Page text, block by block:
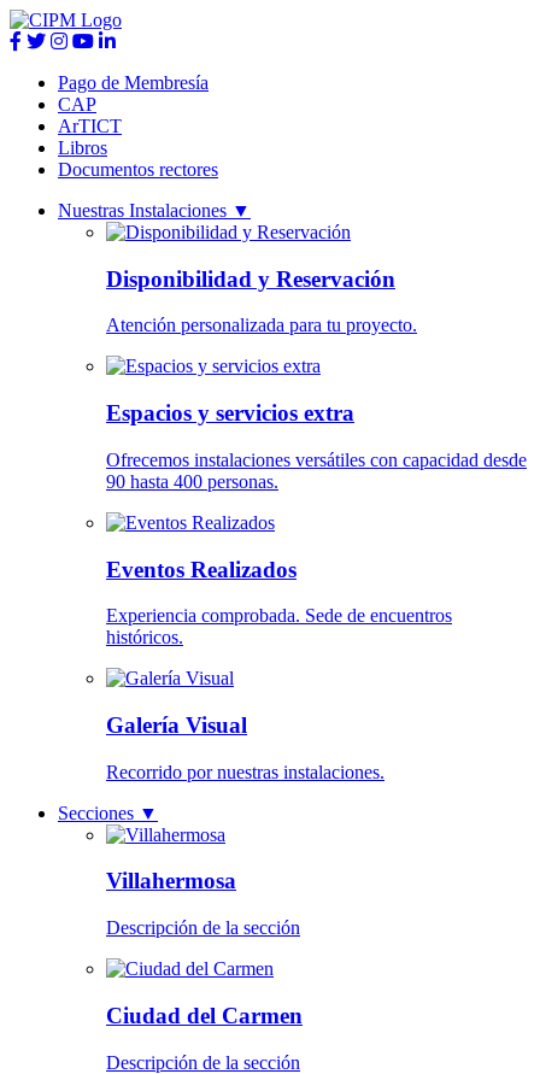
Pago de Membresía
CAP
ArTICT
Libros
Documentos rectores
Nuestras Instalaciones ▼
Disponibilidad y Reservación
Atención personalizada para tu proyecto.
Espacios y servicios extra
Ofrecemos instalaciones versátiles con capacidad desde
90 hasta 400 personas.
Eventos Realizados
Experiencia comprobada. Sede de encuentros
históricos.
Galería Visual
Recorrido por nuestras instalaciones.
Secciones ▼
Villahermosa
Descripción de la sección
Ciudad del Carmen
Descripción de la sección